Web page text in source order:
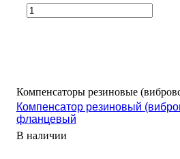
Компенсаторы резиновые
Компенсатор резиновый
фланцевый
В наличии